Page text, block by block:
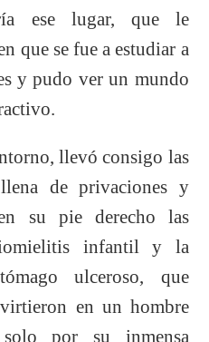
ese lugar, que le
que se fue a estudiar a
y pudo ver un mundo
llevó consigo las
de privaciones y
su pie derecho las
infantil y la
ulceroso, que
en un hombre
solo por su inmensa